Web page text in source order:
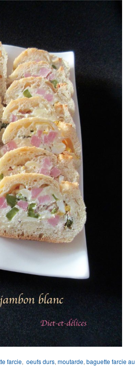
farcie, oeufs durs, moutarde, baguette farcie au